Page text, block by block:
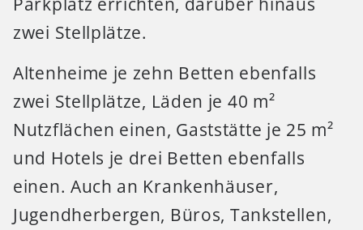
zwei Stellplätze.
Altenheime je zehn Betten ebenfalls
zwei Stellplätze, Läden je 40 m²
Nutzflächen einen, Gaststätte je 25 m²
und Hotels je drei Betten ebenfalls
einen. Auch an Krankenhäuser,
Jugendherbergen, Büros, Tankstellen,